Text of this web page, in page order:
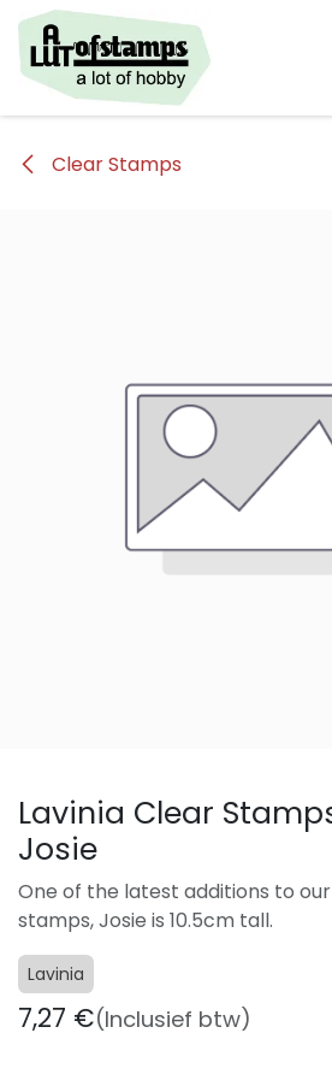
Overslaan naar inhoud
Clear Stamps
Lavinia Clear
Josie
One of the latest additions to
stamps, Josie is 10.5cm tall.
Lavinia
7,27 €(Inclusief btw)